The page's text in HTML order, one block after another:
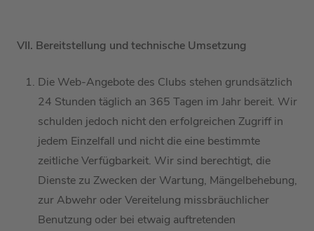
VII. Bereitstellung und technische Umsetzung
Die Web-Angebote des Clubs stehen grundsätzlich
24 Stunden täglich an 365 Tagen im Jahr bereit. Wir
schulden jedoch nicht den erfolgreichen Zugriffin
jedem Einzelfall und nicht die eine bestimmte
zeitlicheVerfügbarkeit. Wir sind berechtigt, die
Dienste zu Zwecken der Wartung, Mängelbehebung,
zur Abwehr oder Vereitelung missbräuchlicher
Benutzung oder bei etwaig auftretenden